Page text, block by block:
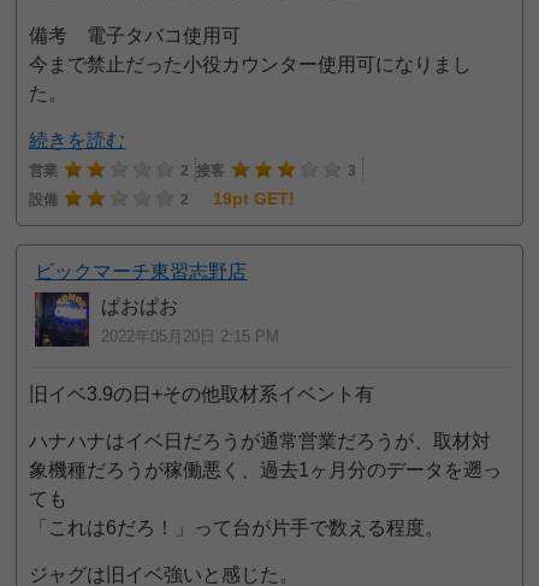
備考 電子タバコ使用可
今まで禁止だった小役カウンター使用可になりまし
た。
続きを読む
営業 2 接客
3
設備
2 19pt GET!
ビックマーチ東習志野店
ぱおぱお
2022年05月20日 2:15 PM
旧イベ3.9の日+その他取材系イベント有
ハナハナはイベ日だろうが通常営業だろうが、取材対
象機種だろうが稼働悪く、過去1ヶ月分のデータを遡っ
ても
「これは6だろ！」って台が片手で数える程度。
ジャグは旧イベ強いと感じた。